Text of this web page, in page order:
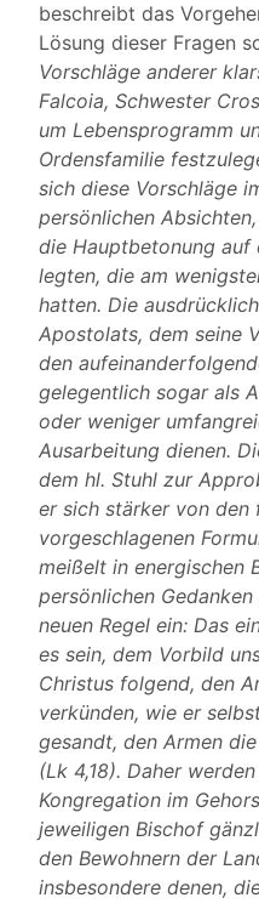
beschreibt das
Lösung dieser Fragen
Vorschläge anderer
Falcoia, Schwester
um Lebensprogramm
Ordensfamilie
sich diese Vorschläge
persönlichen
die Hauptbetonung auf
legten, die am
hatten. Die
Apostolats, dem seine
den
gelegentlich sogar als
oder weniger
Ausarbeitung dienen.
dem hl. Stuhl zur
er sich stärker von den
vorgeschlagenen
meißelt in energischen
persönlichen
neuen Regel ein: Das
es sein, dem Vorbild
Christus folgend, den
verkünden, wie er
gesandt, den Armen
(Lk 4,18). Daher
Kongregation im
jeweiligen Bischof
den Bewohnern der
insbesondere denen,